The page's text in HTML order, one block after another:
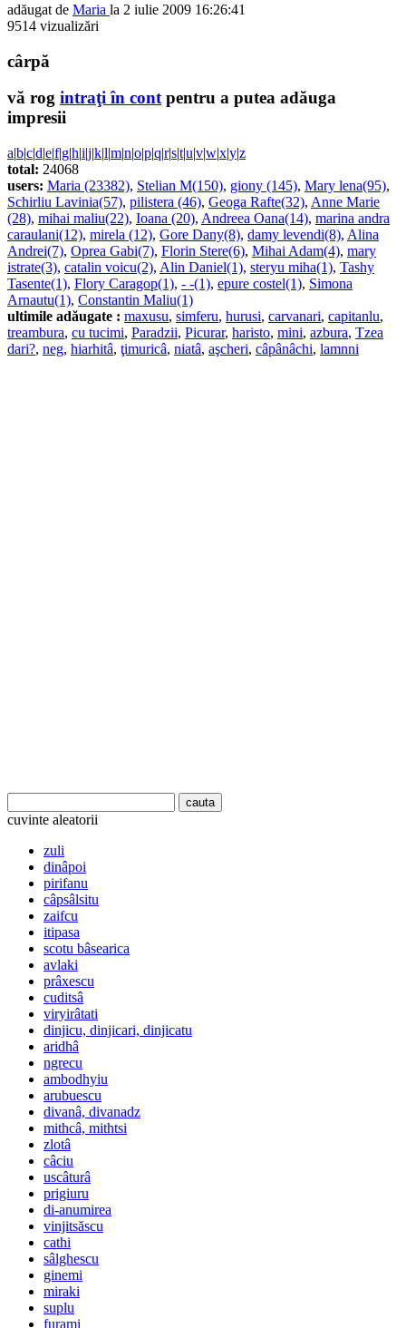
adăugat de Maria la 2 iulie 2009 16:26:41
9514 vizualizări
cârpă
vă rog intraţi în contpentru a putea adăuga
impresii
a|b|c|d|e|f|g|h|i|j|k|l|m|n|o|p|q|r|s|t|u|v|w|x|y|z
total: 24068
users: Maria (23382), Stelian M(150), giony (145), Mary lena(95),
Schirliu Lavinia(57), pilistera (46), Geoga Rafte(32), Anne Marie
(28), mihai maliu(22), Ioana (20), Andreea Oana(14), marina andra
caraulani(12), mirela (12), Gore Dany(8), damy levendi(8), Alina
Andrei(7), Oprea Gabi(7), Florin Stere(6), Mihai Adam(4), mary
istrate(3), catalin voicu(2), Alin Daniel(1), steryu miha(1), Tashy
Tasente(1), Flory Caragop(1), - -(1), epure costel(1), Simona
Arnautu(1), Constantin Maliu(1)
ultimile adăugate : maxusu, simferu, hurusi, carvanari, capitanlu,
treambura, cu tucimi, Paradzii, Picurar, haristo, mini, azbura, Tzea
dari?, neg, hiarhitâ, ţimuricâ, niatâ, aşcheri, câpânâchi, lamnni
cuvinte aleatorii
zuli
dinâpoi
pirifanu
câpsâlsitu
zaifcu
itipasa
scotu bâsearica
avlaki
prâxescu
cuditsâ
viryirâtati
dinjicu, dinjicari, dinjicatu
aridhâ
ngrecu
ambodhyiu
arubuescu
divanâ, divanadz
mithcâ, mithtsi
zlotâ
câciu
uscâturâ
prigiuru
di-anumirea
vinjitsăscu
cathi
sâlghescu
ginemi
miraki
suplu
furami